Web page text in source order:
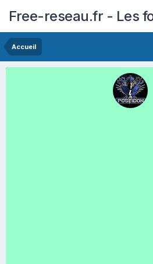
Free-reseau.fr - Les
Accueil